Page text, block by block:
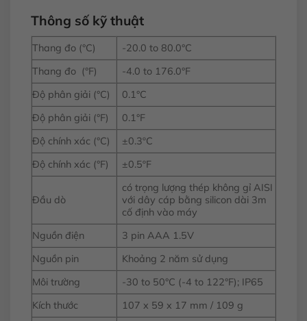
Thông số kỹ thuật
Thang đo (°C)
-20.0 to 80.0°C
Thang đo (°F)
-4.0 to 176.0°F
Độ phân giải (°C)
0.1°C
Độ phân giải (°F)
0.1°F
Độ chính xác (°C)
±0.3ºC
Độ chính xác (°F)
±0.5ºF
Đầu dò
có trọng lượng thép không gỉ AISI
với dây cáp bằng silicon dài 3m
cố định vào máy
Nguồn điện
3 pin AAA 1.5V
Nguồn pin
Khoảng 2 năm sử dụng
Môi trường
-30 to 50°C (-4 to 122°F); IP65
Kích thước
107 x 59 x 17 mm / 109 g